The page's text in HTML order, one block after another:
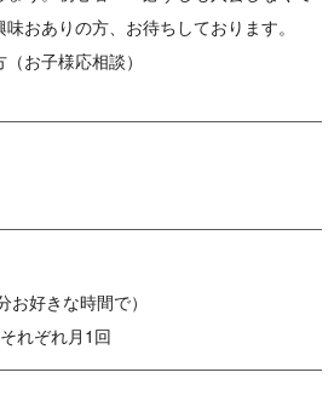
おありの方、お待ちしております。
お子様応相談）
好きな時間で）
れぞれ月1回